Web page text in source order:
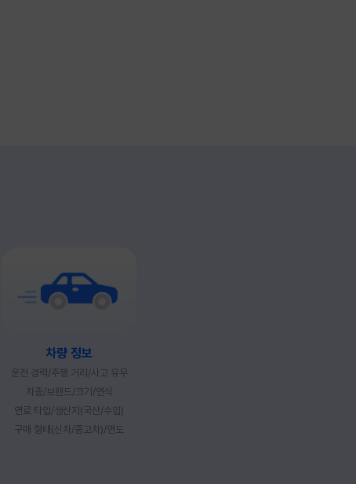
차량 정보
운전 경력/주행 거리/사고 유무
차종/브랜드/크기/연식
연료 타입/생산지(국산/수입)
구매 형태(신차/중고차)/연도